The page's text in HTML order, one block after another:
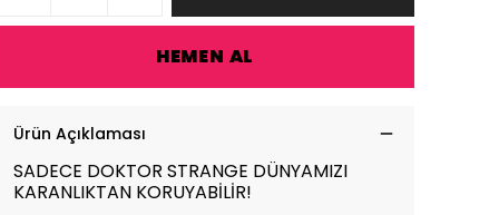
HEMEN AL
Ürün Açıklaması
SADECE DOKTOR STRANGE DÜNYAMIZI
KARANLIKTAN KORUYABİLİR!